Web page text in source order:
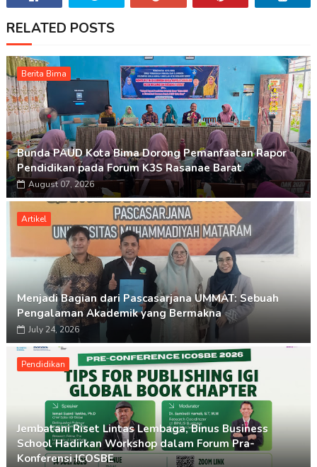
RELATED POSTS
Berita Bima
Bunda PAUD Kota Bima Dorong Pemanfaatan Rapor
Pendidikan pada Forum K3S Rasanae Barat
August 07, 2026
Artikel
Menjadi Bagian dari Pascasarjana UMMAT: Sebuah
Pengalaman Akademik yang Bermakna
July 24, 2026
Pendidikan
Jembatani Riset Lintas Lembaga, Binus Business
School Hadirkan Workshop dalam Forum Pra-
Konferensi ICOSBE